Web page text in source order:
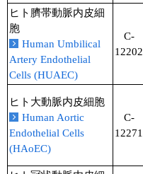
プロトコール集
ユーザーズボイス集
動画ライブラリー
Q&A
ヒト臍帯動脈内皮細
胞
Human Umbilical
Artery Endothelial
Cells (HUAEC)
C-
12202
ヒト大動脈内皮細胞
Human Aortic
Endothelial Cells
(HAoEC)
C-
12271